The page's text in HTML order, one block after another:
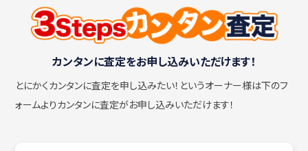
カンタンに査定をお申し込みいただけます！
とにかくカンタンに査定を申し込みたい！ というオーナー様は下のフ
ォームよりカンタンに査定がお申し込みいただけます！